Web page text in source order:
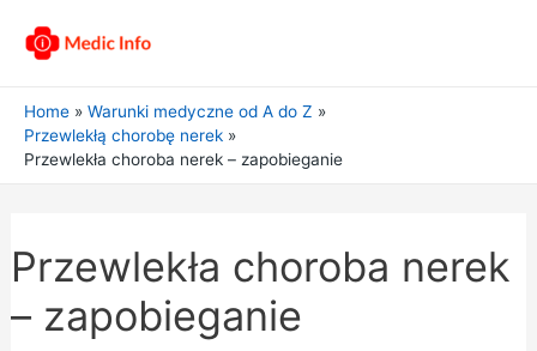
Home
Warunki medyczne od A do Z
Przewlekłą chorobę nerek
Przewlekła choroba nerek – zapobieganie
Przewlekła choroba nerek
– zapobieganie